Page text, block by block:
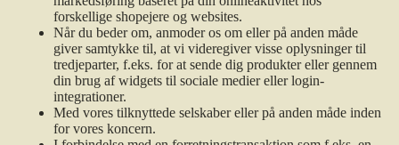
forskellige shopejere og websites.
Når du beder om, anmoder os om eller på anden måde
giver samtykke til, at vi videregiver visse oplysninger til
tredjeparter, f.eks. for at sende dig produkter eller gennem
din brug af widgets til sociale medier eller login-
integrationer.
Med vores tilknyttede selskaber eller på anden måde inden
for vores koncern.